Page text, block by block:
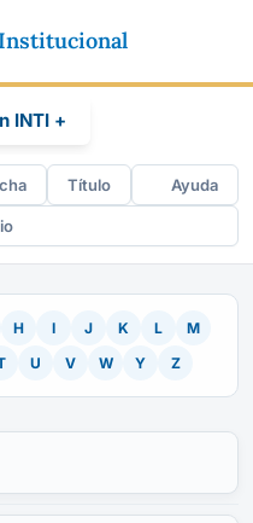
Institucional
INTI +
Título Ayuda
H I J K L
M
U V W Y Z